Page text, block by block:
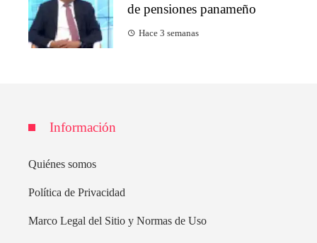
de pensiones panameño
Hace 3 semanas
Información
Quiénes somos
Política de Privacidad
Marco Legal del Sitio y Normas de Uso